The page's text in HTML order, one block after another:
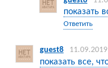
показать
Ответить
guest8
показать все,